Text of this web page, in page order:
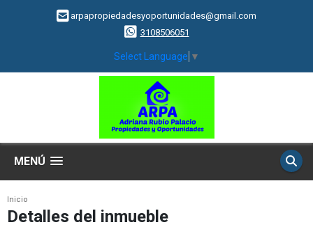
arpapropiedadesyoportunidades@gmail.com
3108506051
Select Language ▼
MENÚ
Inicio
Detalles del inmueble